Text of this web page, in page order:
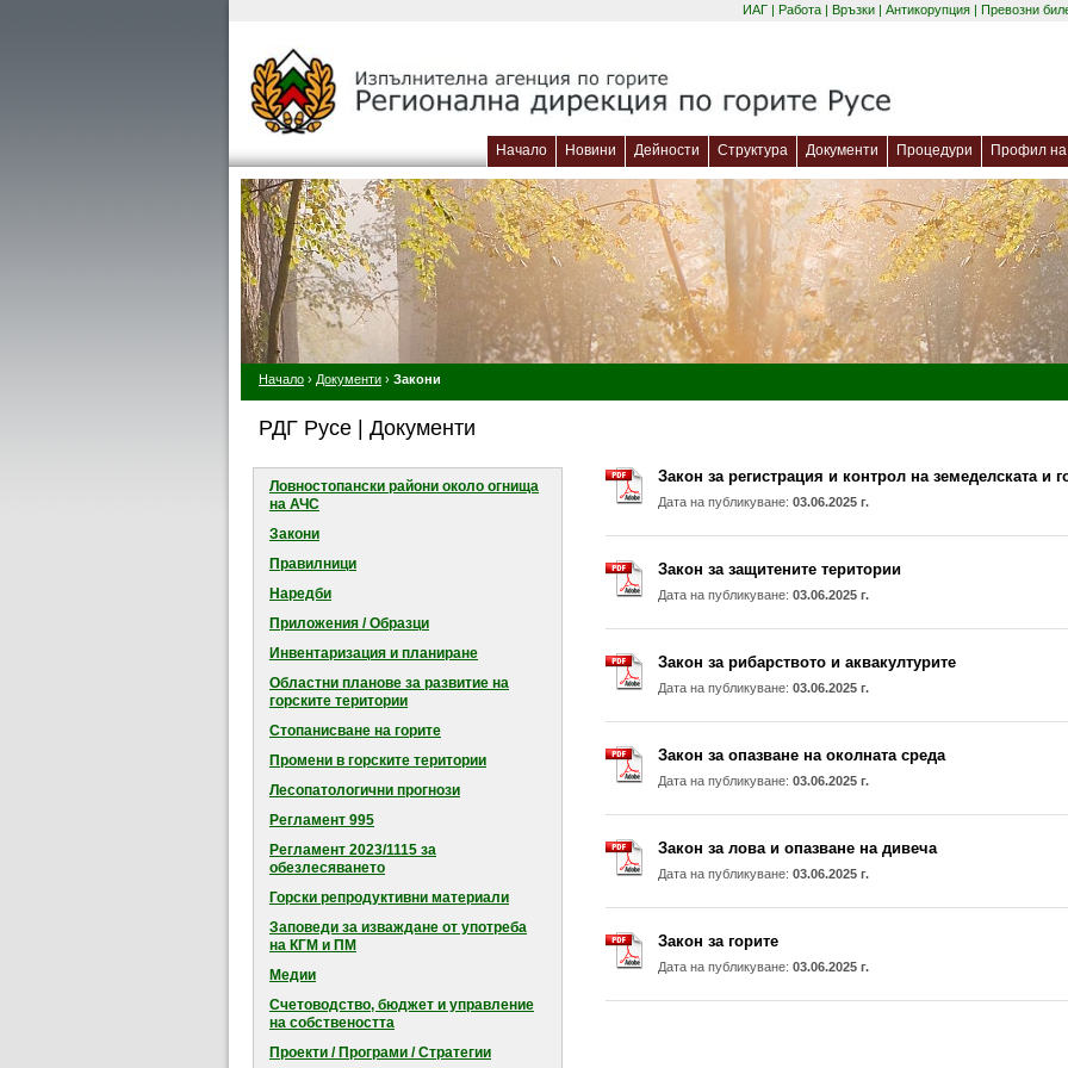
ИАГ | Работа | Връзки | Антикорупция | Превозни
Начало Новини Дейности Структура Документи Процедури Профил на
Начало › Документи › Закони
РДГ Русе | Документи
Ловностопански райони около огнищa
на АЧС
Закони
Правилници
Наредби
Приложения / Образци
Инвентаризация и планиране
Областни планове за развитие на
горските територии
Стопанисване на горите
Промени в горските територии
Лесопатологични прогнози
Регламент 995
Регламент 2023/1115 за
обезлесяването
Горски репродуктивни материали
Заповеди за изваждане от употреба
на КГМ и ПМ
Медии
Счетоводство, бюджет и управление
на собствеността
Проекти / Програми / Стратегии
Закон за регистрация и контрол на земеделската и
Дата на публикуване: 03.06.2025 г.
Закон за защитените територии
Дата на публикуване: 03.06.2025 г.
Закон за рибарството и аквакултурите
Дата на публикуване: 03.06.2025 г.
Закон за опазване на околната среда
Дата на публикуване: 03.06.2025 г.
Закон за лова и опазване на дивеча
Дата на публикуване: 03.06.2025 г.
Закон за горите
Дата на публикуване: 03.06.2025 г.